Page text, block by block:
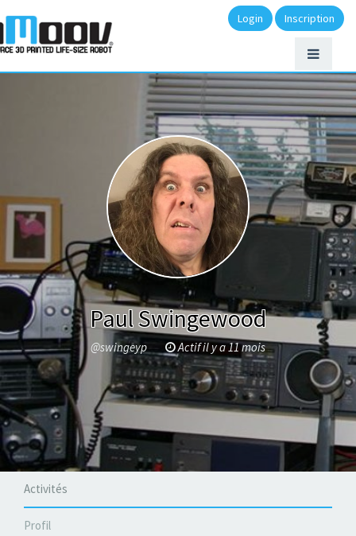
Login Inscription
Paul Swingewood
@swingeyp Actif il y a 11 mois
Activités
Profil